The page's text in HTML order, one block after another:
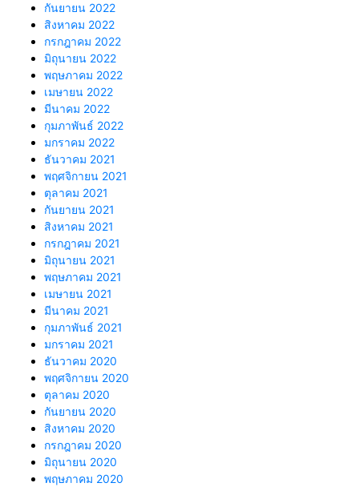
กันยายน 2022
สิงหาคม 2022
กรกฎาคม 2022
มิถุนายน 2022
พฤษภาคม 2022
เมษายน 2022
มีนาคม 2022
กุมภาพันธ์ 2022
มกราคม 2022
ธันวาคม 2021
พฤศจิกายน 2021
ตุลาคม 2021
กันยายน 2021
สิงหาคม 2021
กรกฎาคม 2021
มิถุนายน 2021
พฤษภาคม 2021
เมษายน 2021
มีนาคม 2021
กุมภาพันธ์ 2021
มกราคม 2021
ธันวาคม 2020
พฤศจิกายน 2020
ตุลาคม 2020
กันยายน 2020
สิงหาคม 2020
กรกฎาคม 2020
มิถุนายน 2020
พฤษภาคม 2020